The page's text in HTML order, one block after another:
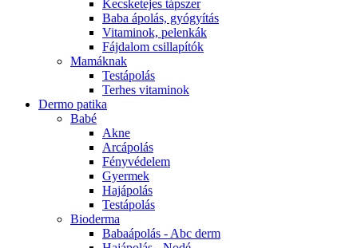
Kecsketejes tápszer
Baba ápolás, gyógyítás
Vitaminok, pelenkák
Fájdalom csillapítók
Mamáknak
Testápolás
Terhes vitaminok
Dermo patika
Babé
Akne
Arcápolás
Fényvédelem
Gyermek
Hajápolás
Testápolás
Bioderma
Babaápolás - Abc derm